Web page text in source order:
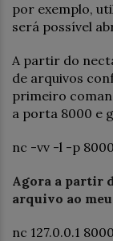
por exemplo,
será possível
A partir do
de arquivos
primeiro
a porta 8000 e
nc -vv -l -p
Agora a partir
arquivo ao
nc 127.0.0.1